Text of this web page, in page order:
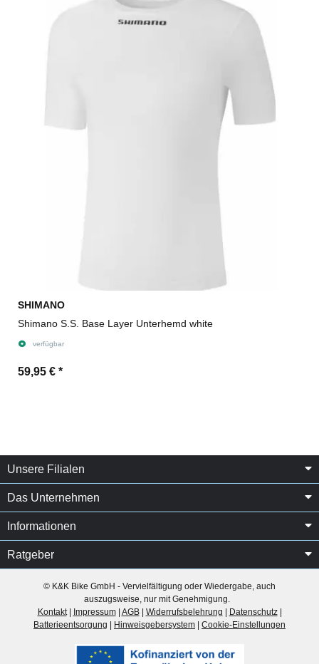
SHIMANO
Shimano S.S. Base Layer Unterhemd white
verfügbar
59,95 € *
Unsere Filialen
Das Unternehmen
Informationen
Ratgeber
© K&K Bike GmbH - Vervielfältigung oder Wiedergabe, auch
auszugsweise, nur mit Genehmigung.
Kontakt| Impressum| AGB| Widerrufsbelehrung | Datenschutz|
Batterieentsorgung | Hinweisgebersystem | Cookie-Einstellungen